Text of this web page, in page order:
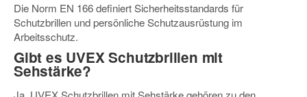
Die Norm EN 166 definiert Sicherheitsstandards für
Schutzbrillen und persönliche Schutzausrüstung im
Arbeitsschutz.
Gibt es UVEX Schutzbrillen mit
Sehstärke?